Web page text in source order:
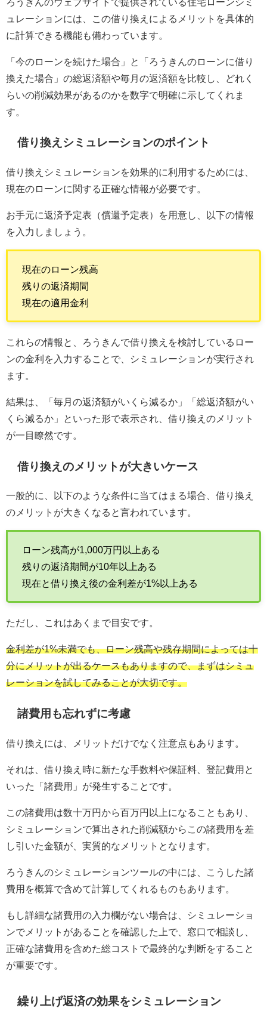
ュレーションには、この借り換えによるメリットを具体的
に計算できる機能も備わっています。
「今のローンを続けた場合」と「ろうきんのローンに借り
換えた場合」の総返済額や毎月の返済額を比較し、どれく
らいの削減効果があるのかを数字で明確に示してくれま
す。
借り換えシミュレーションのポイント
借り換えシミュレーションを効果的に利用するためには、
現在のローンに関する正確な情報が必要です。
お手元に返済予定表（償還予定表）を用意し、以下の情報
を入力しましょう。
現在のローン残高
残りの返済期間
現在の適用金利
これらの情報と、ろうきんで借り換えを検討しているロー
ンの金利を入力することで、シミュレーションが実行され
ます。
結果は、「毎月の返済額がいくら減るか」「総返済額がい
くら減るか」といった形で表示され、借り換えのメリット
が一目瞭然です。
借り換えのメリットが大きいケース
一般的に、以下のような条件に当てはまる場合、借り換え
のメリットが大きくなると言われています。
ローン残高が1,000万円以上ある
残りの返済期間が10年以上ある
現在と借り換え後の金利差が1%以上ある
ただし、これはあくまで目安です。
金利差が1%未満でも、ローン残高や残存期間によっては十
分にメリットが出るケースもありますので、まずはシミュ
レーションを試してみることが大切です。
諸費用も忘れずに考慮
借り換えには、メリットだけでなく注意点もあります。
それは、借り換え時に新たな手数料や保証料、登記費用と
いった「諸費用」が発生することです。
この諸費用は数十万円から百万円以上になることもあり、
シミュレーションで算出された削減額からこの諸費用を差
し引いた金額が、実質的なメリットとなります。
ろうきんのシミュレーションツールの中には、こうした諸
費用を概算で含めて計算してくれるものもあります。
もし詳細な諸費用の入力欄がない場合は、シミュレーショ
ンでメリットがあることを確認した上で、窓口で相談し、
正確な諸費用を含めた総コストで最終的な判断をすること
が重要です。
繰り上げ返済の効果をシミュレーション